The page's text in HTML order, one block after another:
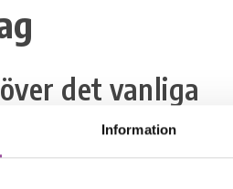
Information
det vanliga
är att möta